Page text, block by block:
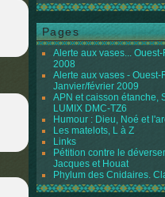
Pages
Alerte aux vases...
2008
Alerte aux vases -
Janvier/février 2009
APN et caisson étanche,
LUMIX DMC-TZ6
Humour : Dieu, Noé et
Les matelots, L à Z
Links
Pétition contre le
Jacques et Houat
Phylum des Cnidaires.